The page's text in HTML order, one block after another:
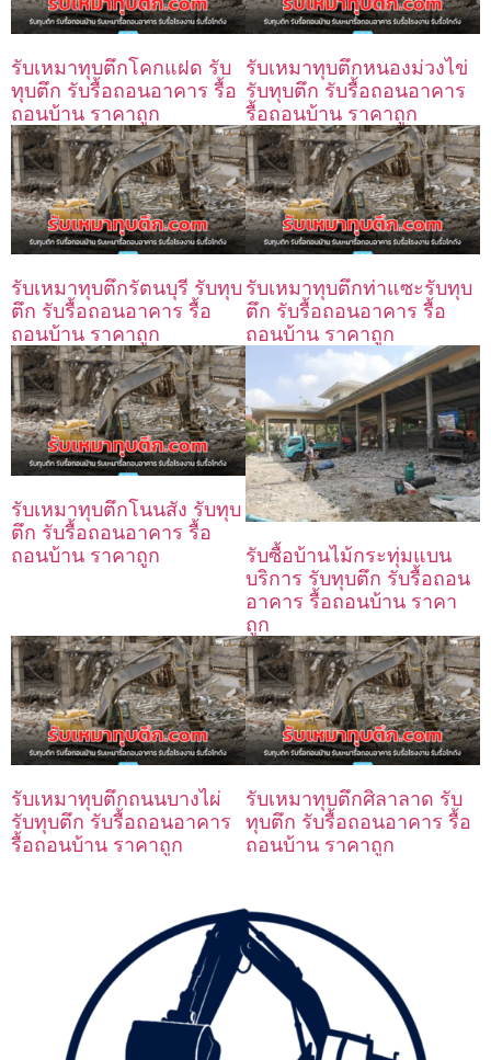
รับเหมาทุบตึกโคกแฝด รับ
ทุบตึก รับรื้อถอนอาคาร รื้อ
ถอนบ้าน ราคาถูก
รับเหมาทุบตึกหนองม่วงไข่
รับทุบตึก รับรื้อถอนอาคาร
รื้อถอนบ้าน ราคาถูก
รับเหมาทุบตึกรัตนบุรี รับทุบ
ตึก รับรื้อถอนอาคาร รื้อ
ถอนบ้าน ราคาถูก
รับเหมาทุบตึกท่าแซะรับทุบ
ตึก รับรื้อถอนอาคาร รื้อ
ถอนบ้าน ราคาถูก
รับเหมาทุบตึกโนนสัง รับทุบ
ตึก รับรื้อถอนอาคาร รื้อ
ถอนบ้าน ราคาถูก
รับซื้อบ้านไม้กระทุ่มแบน
บริการ รับทุบตึก รับรื้อถอน
อาคาร รื้อถอนบ้าน ราคา
ถูก
รับเหมาทุบตึกถนนบางไผ่
รับทุบตึก รับรื้อถอนอาคาร
รื้อถอนบ้าน ราคาถูก
รับเหมาทุบตึกศิลาลาด รับ
ทุบตึก รับรื้อถอนอาคาร รื้อ
ถอนบ้าน ราคาถูก